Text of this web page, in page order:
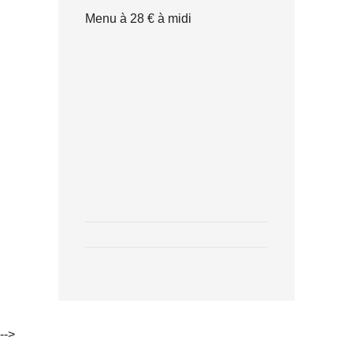
Menu à 28 € à midi
-->